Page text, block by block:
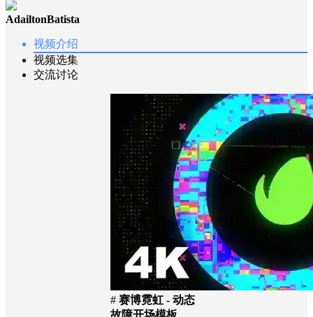
AdailtonBatista
视频介绍
视频选集
交流讨论
# 赛博霓虹 - 动态
故障开场模板